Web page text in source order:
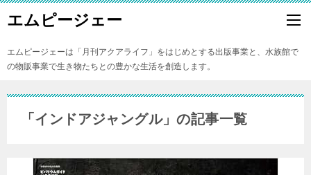
エムピージェー
エムピージェーは「月刊アクアライフ」をはじめとする出版事業と、水族館で
の物販事業で生き物たちとの豊かな生活を創造します。
「インドアジャングル」の記事一覧